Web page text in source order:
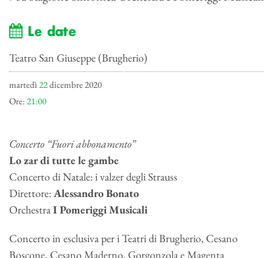
Le date
Teatro San Giuseppe (Brugherio)
martedì 22dicembre 2020
Ore: 21:00
Concerto “Fuori abbonamento”
Lo zar di tutte le gambe
Concerto di Natale: i valzer degli Strauss
Direttore:Alessandro Bonato
OrchestraI Pomeriggi Musicali
Concerto in esclusiva per i Teatri di Brugherio, Cesano
Boscone, Cesano Maderno, Gorgonzola e Magenta